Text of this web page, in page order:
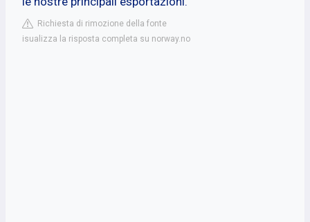
Richiesta di rimozione della fonte
isualizza la risposta completa su norway.no